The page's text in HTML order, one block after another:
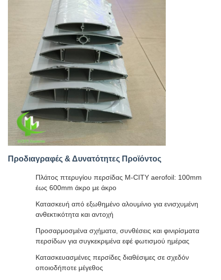
Προδιαγραφές & Δυνατότητες Προϊόντος
Πλάτος πτερυγίου περσίδας M-CITY aerofoil: 100mm
έως 600mm άκρο με άκρο
Κατασκευή από εξωθημένο αλουμίνιο για ενισχυμένη
ανθεκτικότητα και αντοχή
Προσαρμοσμένα σχήματα, συνθέσεις και φινιρίσματα
περσίδων για συγκεκριμένα εφέ φωτισμού ημέρας
Κατασκευασμένες περσίδες διαθέσιμες σε σχεδόν
οποιοδήποτε μέγεθος